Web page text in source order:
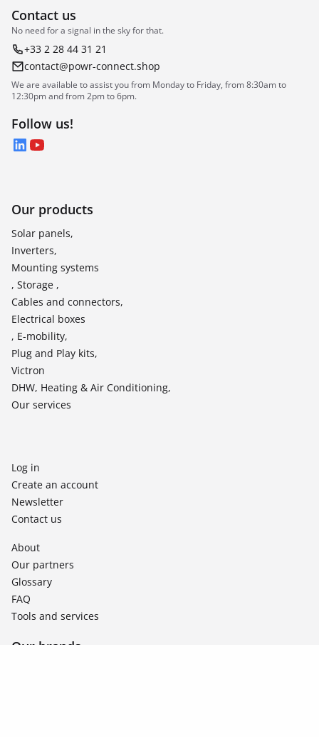
Contact us
No need for a signal in the sky for that.
+33 2 28 44 31 21
contact@powr-connect.shop
We are available to assist you from Monday to Friday, from 8:30am to
12:30pm and from 2pm to 6pm.
Follow us!
LinkedIn
YouTube
Our products
Solar panels,
Inverters,
Mounting systems
, Storage ,
Cables and connectors,
Electrical boxes
, E-mobility,
Plug and Play kits,
Victron
DHW, Heating & Air Conditioning,
Our services
Log in
Create an account
Newsletter
Contact us
About
Our partners
Glossary
FAQ
Tools and services
Our brands